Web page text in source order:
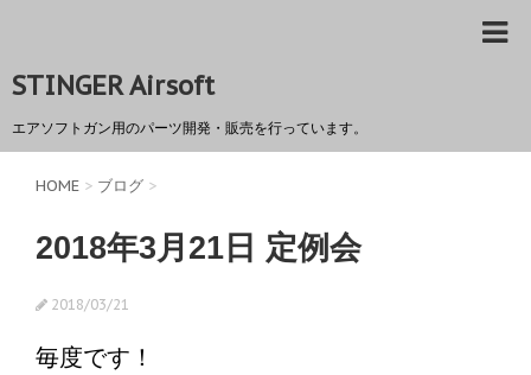
STINGER Airsoft
エアソフトガン用のパーツ開発・販売を行っています。
HOME > ブログ >
2018年3月21日 定例会
2018/03/21
毎度です！